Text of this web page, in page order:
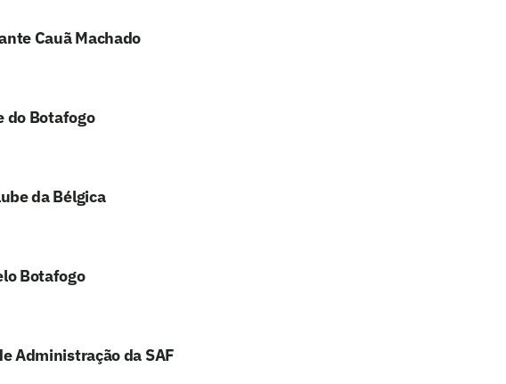
Cauã Machado
do Botafogo
da Bélgica
Botafogo
Administração da SAF